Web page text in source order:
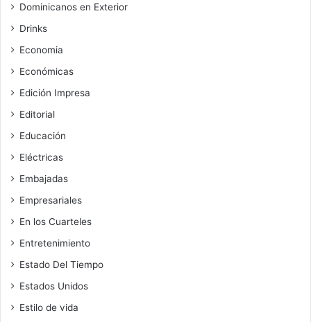
Dominicanos en Exterior
Drinks
Economia
Económicas
Edición Impresa
Editorial
Educación
Eléctricas
Embajadas
Empresariales
En los Cuarteles
Entretenimiento
Estado Del Tiempo
Estados Unidos
Estilo de vida